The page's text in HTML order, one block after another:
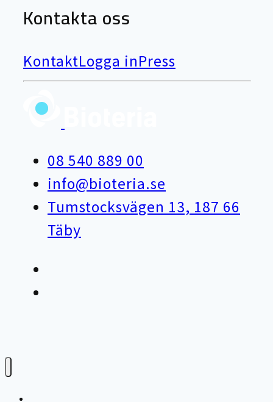
Kontakta oss
KontaktLogga inPress
08 540 889 00
info@bioteria.se
Tumstocksvägen 13, 187 66
Täby